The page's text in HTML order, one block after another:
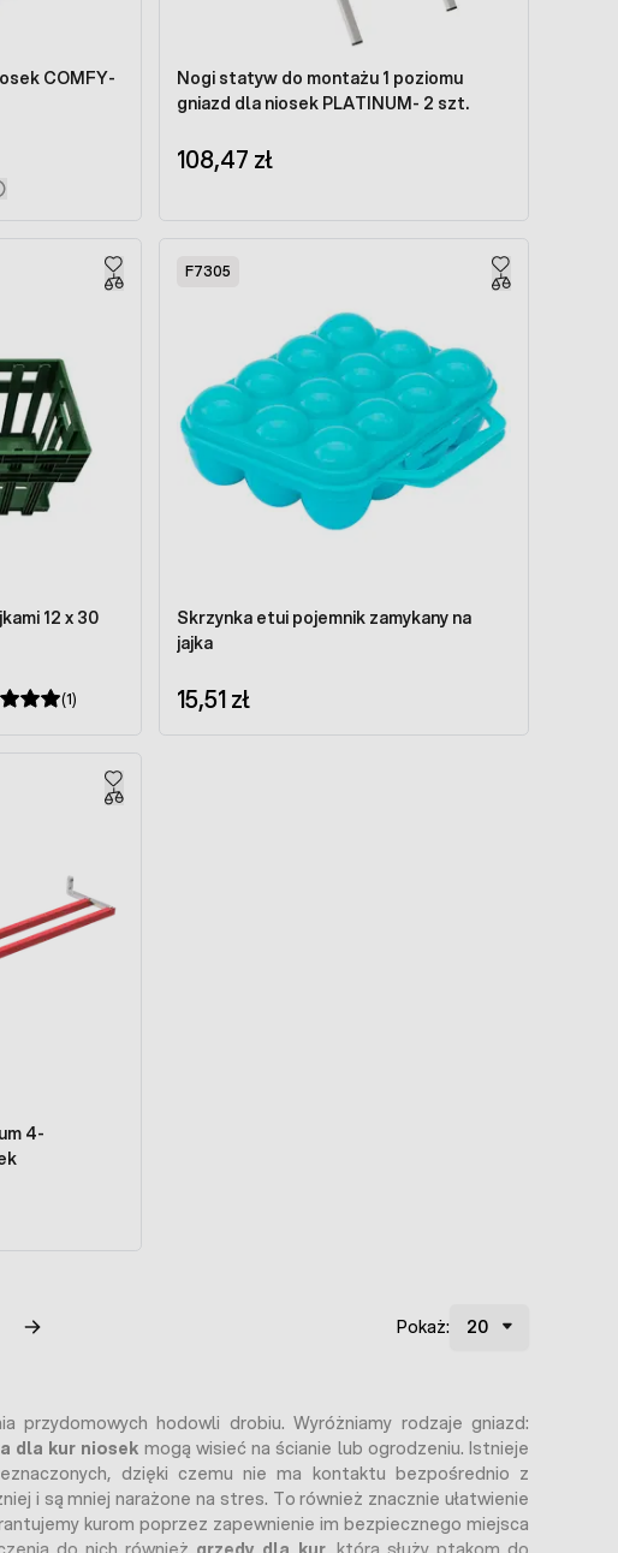
COMFY-
Nogi statyw do montażu 1 poziomu
gniazd dla niosek PLATINUM- 2 szt.
108,47 zł
12 x 30
(1)
F7305
Skrzynka etui pojemnik zamykany na
jajka
15,51 zł
4-
Pokaż:
hodowli drobiu. Wyróżniamy rodzaje gniazd:
dla kur niosek mogą wisieć na ścianie lub ogrodzeniu. Istnieje
dzięki czemu nie ma kontaktu bezpośrednio z
i są mniej narażone na stres. To również znacznie ułatwienie
kurom poprzez zapewnienie im bezpiecznego miejsca